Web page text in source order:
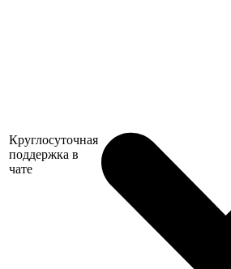
Круглосуточная
поддержка в
чате